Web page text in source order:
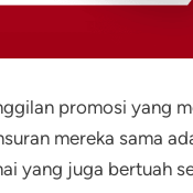
promosi yang
mereka sama
yang juga bertuah